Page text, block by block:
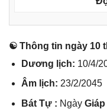
☯ Thônɡ tin ngày 10
Dươnɡ lịch: 10/4/
Âm lịch: 23/2/2045
Bát Tự : Ngày